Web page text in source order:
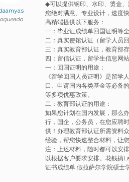
◆可以提供钢印、水印、烫金
您绝对满意、专业设计，速度快
高精端提供以下服务：
一：毕业证成绩单回国证明等
二：真实使馆认证（留学人员
三：真实教育部认证，教育部
四：留信认证，留学生信息网
一：回国证明的用途：
《留学回国人员证明》是留学
口、申请国内各类基金等必备
等多项优惠政策。
二：教育部认证的用途：
如果您计划在国内发展，那么
行，国企，公务员，在您应聘
供！办理教育部认证所需资料
经验，帮您快速整合材料，让您
注：上述材料，随时都可以安
以根据客户要求安排。花钱搞
证书成绩单,假拉萨尔学院硕士